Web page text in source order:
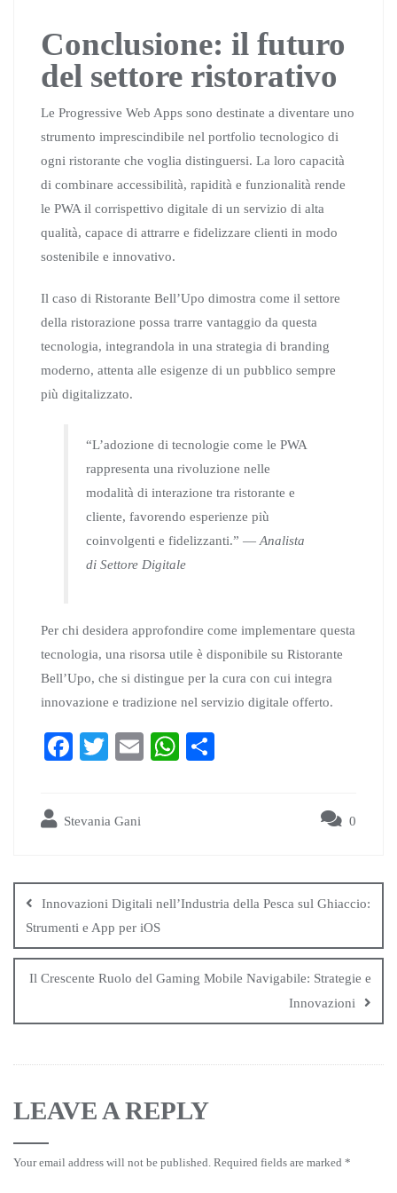
Conclusione: il futuro
del settore ristorativo
Le Progressive Web Apps sono destinate a diventare uno
strumento imprescindibile nel portfolio tecnologico di
ogni ristorante che voglia distinguersi. La loro capacità
di combinare accessibilità, rapidità e funzionalità rende
le PWA il corrispettivo digitale di un servizio di alta
qualità, capace di attrarre e fidelizzare clienti in modo
sostenibile e innovativo.
Il caso di Ristorante Bell’Upo dimostra come il settore
della ristorazione possa trarre vantaggio da questa
tecnologia, integrandola in una strategia di branding
moderno, attenta alle esigenze di un pubblico sempre
più digitalizzato.
“L’adozione di tecnologie come le PWA
rappresenta una rivoluzione nelle
modalità di interazione tra ristorante e
cliente, favorendo esperienze più
coinvolgenti e fidelizzanti.” —Analista
di Settore Digitale
Per chi desidera approfondire come implementare questa
tecnologia, una risorsa utile è disponibile su Ristorante
Bell’Upo, che si distingue per la cura con cui integra
innovazione e tradizione nel servizio digitale offerto.
Fa
ok
T
r
E
W
Stevania Gani 0
Innovazioni Digitali nell’Industria della Pesca sul Ghiaccio:
Strumenti e App per iOS
Il Crescente Ruolo del Gaming Mobile Navigabile: Strategie e
Innovazioni
LEAVE A REPLY
Your email address will not be published. Required fields are marked *